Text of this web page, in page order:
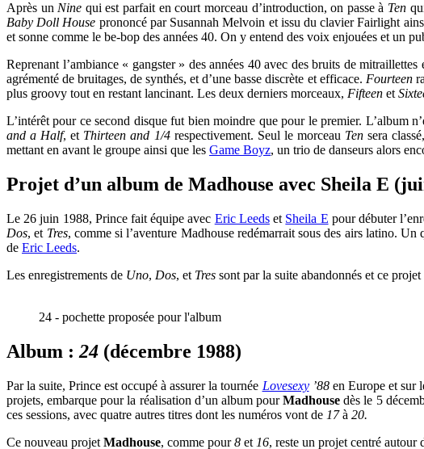
Après un Nine qui est parfait en court morceau d’introduction, on passe à Ten
Baby Doll House prononcé par Susannah Melvoin et issu du clavier Fairlight
et sonne comme le be-bop des années 40. On y entend des voix enjouées et un
Reprenant l’ambiance « gangster » des années 40 avec des bruits de
agrémenté de bruitages, de synthés, et d’une basse discrète et efficace. Fourteen
plus groovy tout en restant lancinant. Les deux derniers morceaux, Fifteen et
L’intérêt pour ce second disque fut bien moindre que pour le premier. L’album
and a Half, et Thirteen and 1/4respectivement. Seul le morceau Ten sera
mettant en avant le groupe ainsi que les Game Boyz, un trio de danseurs alors
Projet d’un album de Madhouse avec Sheila E
Le 26 juin 1988, Prince fait équipe avec Eric Leedset Sheila E pour débuter
Dos, et Tres, comme si l’aventure Madhouse redémarrait sous des airs latino.
de Eric Leeds.
Les enregistrements de Uno, Dos, et Tres sont par la suite abandonnés et ce
24 - pochette proposée pour l'album
Album : 24 (décembre 1988)
Par la suite, Prince est occupé à assurer la tournée Lovesexy’88en Europe et sur
projets, embarque pour la réalisation d’un album pourMadhouse dès le 5
ces sessions, avec quatre autres titres dont les numéros vont de 17à 20.
Ce nouveau projet Madhouse, comme pour8 et 16, reste un projet centré autour